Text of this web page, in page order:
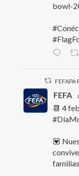
bowl-
FEFAPA
FEFA
📆 4 feb,
💟
familias.